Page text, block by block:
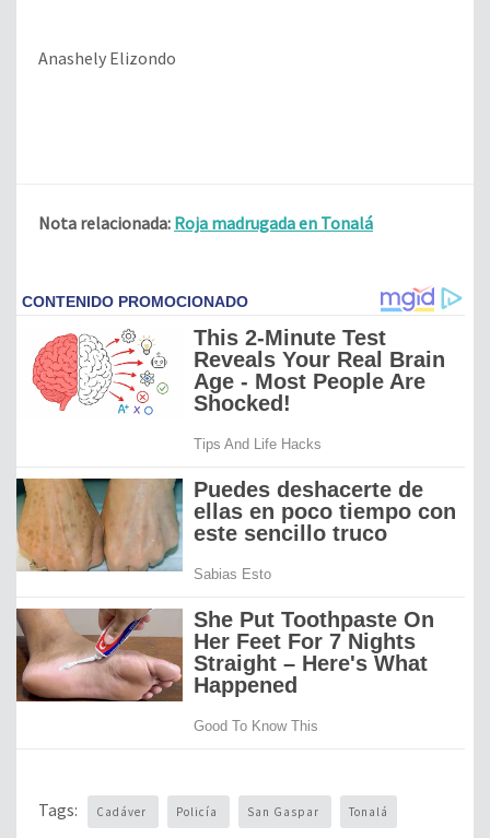
Anashely Elizondo
Nota relacionada: Roja madrugada en Tonalá
Tags: Cadáver Policía San Gaspar Tonalá